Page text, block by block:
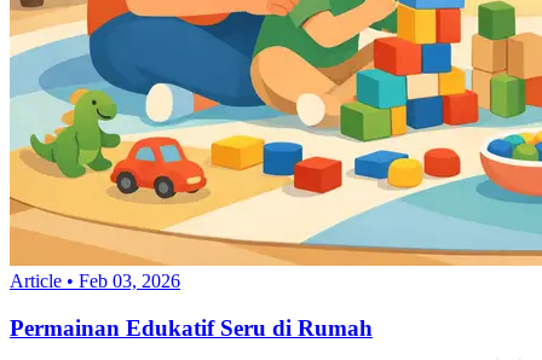
Article • Feb 03, 2026
Permainan Edukatif Seru di Rumah